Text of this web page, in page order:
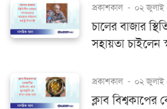
প্রকাশকাল - ০২ জুলাই
চালের বাজার
সহায়তা চাইলেন
প্রকাশকাল - ০২ জুলাই
ক্লাব বিশ্বকাপের